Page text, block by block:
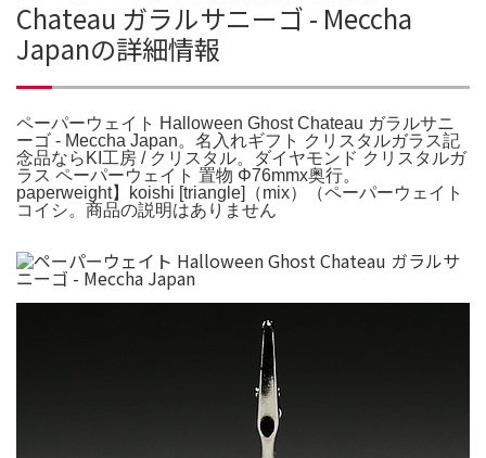
Chateau ガラルサニーゴ - Meccha
Japanの詳細情報
ペーパーウェイト Halloween Ghost Chateau ガラルサニ
ーゴ - Meccha Japan。名入れギフト クリスタルガラス記
念品ならKI工房 / クリスタル。ダイヤモンド クリスタルガ
ラス ペーパーウェイト 置物 Φ76mmx奥行。
paperweight】koishi [triangle]（mix）（ペーパーウェイト
コイシ。商品の説明はありません